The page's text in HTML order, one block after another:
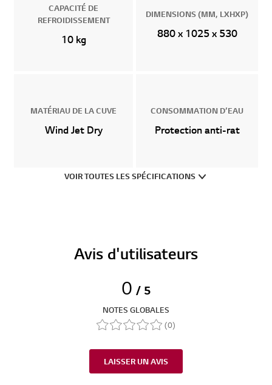
CAPACITÉ DE
REFROIDISSEMENT
10 kg
DIMENSIONS (MM, LXHXP)
880 x 1025 x 530
MATÉRIAU DE LA CUVE
Wind Jet Dry
CONSOMMATION D’EAU
Protection anti-rat
VOIR TOUTES LES SPÉCIFICATIONS
Avis d'utilisateurs
0 / 5
NOTES GLOBALES
(0)
LAISSER UN AVIS